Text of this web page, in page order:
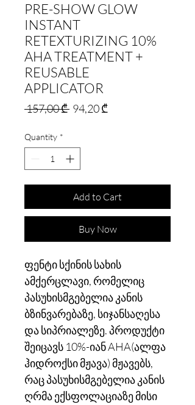
PRE-SHOW GLOW
INSTANT
RETEXTURIZING 10%
AHA TREATMENT +
REUSABLE
APPLICATOR
157,00 ₾ Regular
94,20 ₾Sale
Quantity *
Add to Cart
Buy Now
ფენტი სქინის სახის
ამქერცლავი, რომელიც
პასუხისმგებელია კანის
ბზინვარებაზე, სიჯანსაღესა
და სიპრიალეზე. პროდუქტი
შეიცავს 10%-იან AHA(ალფა
ჰიდროქსი მჟავა) მჟავებს,
რაც პასუხისმგებელია კანის
ღრმა ექსფოლაციაზე მისი